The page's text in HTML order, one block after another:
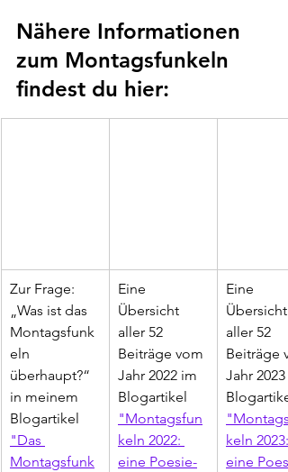
Nähere Informationen
zum Montagsfunkeln
findest du hier:
Zur Frage:
„Was ist das
Montagsfunk
eln
überhaupt?“
in meinem
Blogartikel
"Das
Montagsfunk
Eine
Übersicht
aller 52
Beiträge vom
Jahr 2022 im
Blogartikel
"Montagsfun
keln 2022:
eine Poesie-
Eine
Übersicht
aller 52
Beiträge
Jahr 2023
keln 2023:
eine